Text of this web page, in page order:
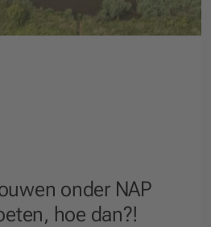
onder NAP
hoe dan?!